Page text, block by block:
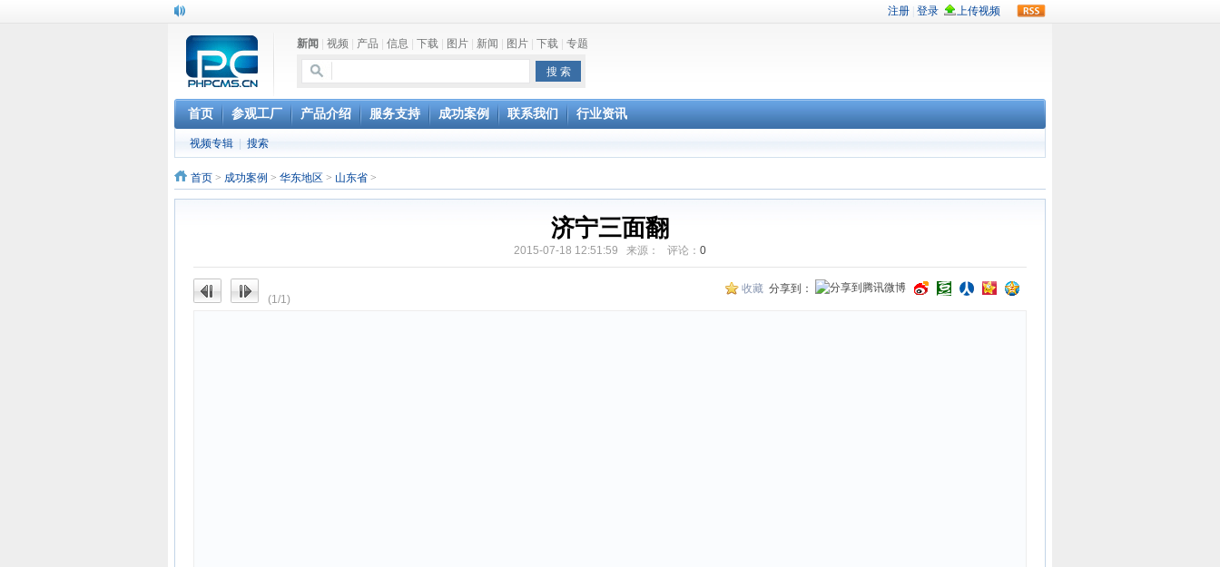
新闻 视频 产品 信息 下载 图片 新闻 图片 下载 专题
首页 参观工厂 产品介绍 服务支持 成功案例 联系我们 行业资讯
视频专辑 搜索
首页 > 成功案例 > 华东地区 > 山东省 >
济宁三面翻
2015-07-18 12:51:59 来源： 评论： 0
(1/1)
收藏 分享到：